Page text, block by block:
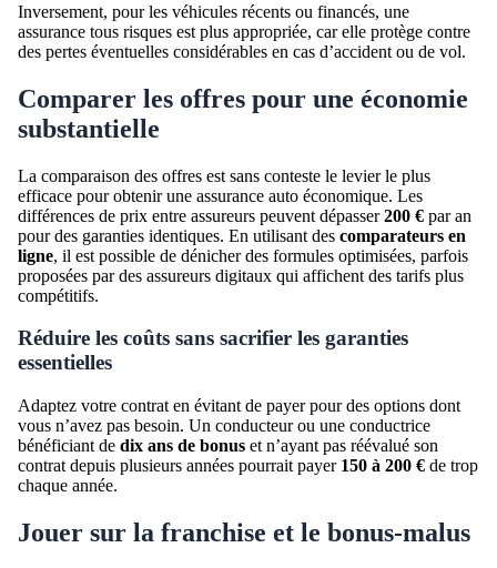
Inversement, pour les véhicules récents ou financés, une
assurance tous risques est plus appropriée, car elle protège contre
des pertes éventuelles considérables en cas d’accident ou de vol.
Comparer les offres pour une économie
substantielle
La comparaison des offres est sans conteste le levier le plus
efficace pour obtenir une assurance auto économique. Les
différences de prix entre assureurs peuvent dépasser200 € par an
pour des garanties identiques. En utilisant des comparateurs en
ligne, il est possible de dénicher des formules optimisées, parfois
proposées par des assureurs digitaux qui affichent des tarifs plus
compétitifs.
Réduire les coûts sans sacrifier les garanties
essentielles
Adaptez votre contrat en évitant de payer pour des options dont
vous n’avez pas besoin. Un conducteur ou une conductrice
bénéficiant de dix ans de bonus et n’ayant pas réévalué son
contrat depuis plusieurs années pourrait payer 150 à 200 € de trop
chaque année.
Jouer sur la franchise et le bonus-malus